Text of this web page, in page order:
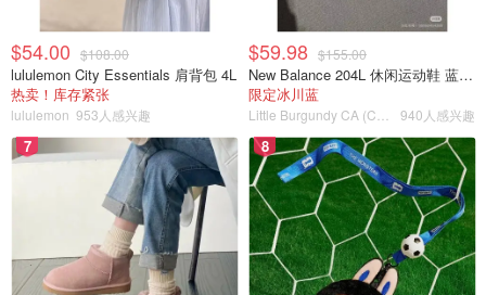
它还有一个步入式衣橱，和一个迄今为止小编见过的最好看
的浴室之一。
$54.00 $108.00
lululemon City Essentials 肩背包 4L
热卖！库存紧张
lululemon 953人感兴趣
$59.98 $155.00
New Balance 204L 休闲运动鞋 蓝银色
限定冰川蓝
940人感兴趣
7 8